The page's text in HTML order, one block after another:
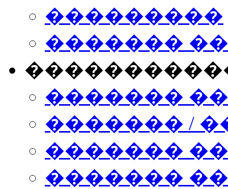
���������
�������
�������
������� /
�������
������� ���